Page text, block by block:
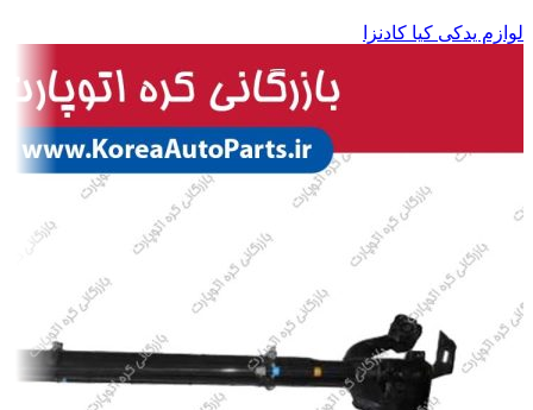
لوازم یدکی کیا کادنزا